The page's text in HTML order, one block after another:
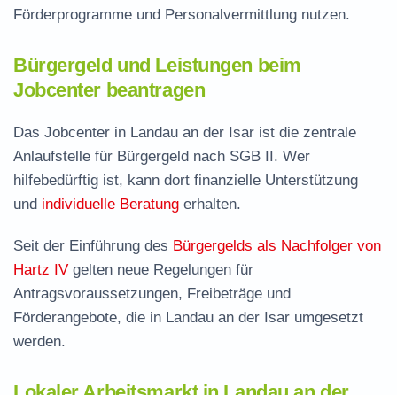
Förderprogramme und Personalvermittlung nutzen.
Bürgergeld und Leistungen beim
Jobcenter beantragen
Das Jobcenter in Landau an der Isar ist die zentrale
Anlaufstelle für Bürgergeld nach SGB II. Wer
hilfebedürftig ist, kann dort finanzielle Unterstützung
und individuelle Beratung erhalten.
Seit der Einführung des Bürgergelds als Nachfolger von
Hartz IV gelten neue Regelungen für
Antragsvoraussetzungen, Freibeträge und
Förderangebote, die in Landau an der Isar umgesetzt
werden.